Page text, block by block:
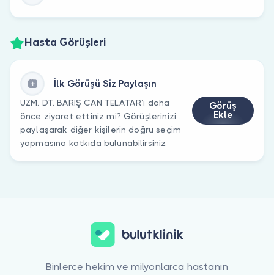
Hasta Görüşleri
İlk Görüşü Siz Paylaşın
UZM. DT. BARIŞ CAN TELATAR’ı daha
önce ziyaret ettiniz mi? Görüşlerinizi
paylaşarak diğer kişilerin doğru seçim
yapmasına katkıda bulunabilirsiniz.
Görüş
Ekle
Binlerce hekim ve milyonlarca hastanın